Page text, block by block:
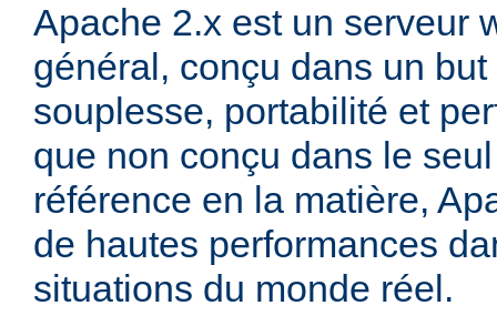
Apache 2.x est un serveur
général, conçu dans un
souplesse, portabilité et
que non conçu dans le
référence en la matière,
de hautes performances
situations du monde réel.